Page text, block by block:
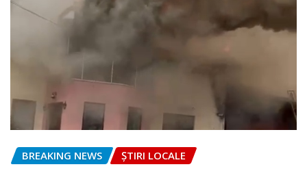
BREAKING NEWS ȘTIRI LOCALE